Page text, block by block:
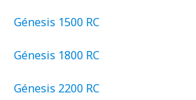
Génesis 1500 RC
Génesis 1800 RC
Génesis 2200 RC